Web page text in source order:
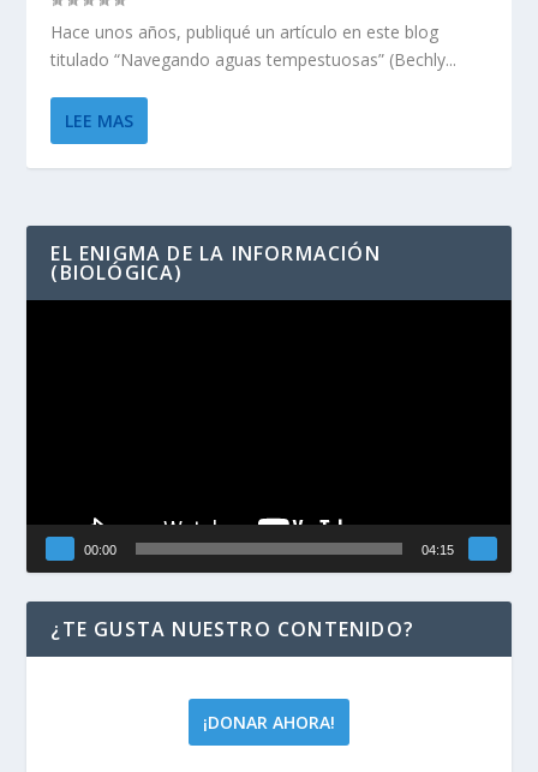
Hace unos años, publiqué un artículo en este blog
titulado “Navegando aguas tempestuosas” (Bechly...
LEE MAS
EL ENIGMA DE LA INFORMACIÓN
(BIOLÓGICA)
00:00 04:15
¿TE GUSTA NUESTRO CONTENIDO?
¡DONAR AHORA!